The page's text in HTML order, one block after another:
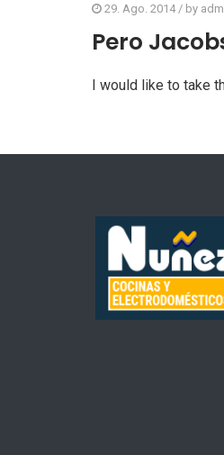
29. Ago. 2014/ by
Pero
I would like to take